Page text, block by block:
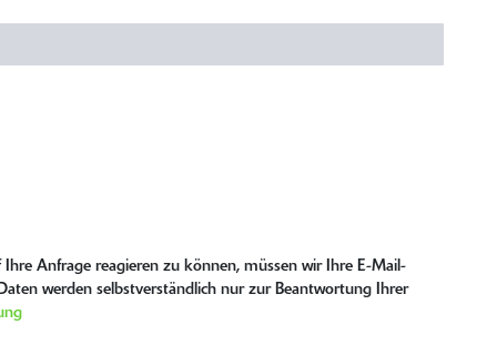
Anfrage reagieren zu können, müssen wir Ihre E-Mail-
werden selbstverständlich nur zur Beantwortung Ihrer